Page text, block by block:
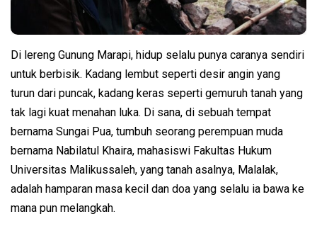
Di lereng Gunung Marapi, hidup selalu punya caranya sendiri
untuk berbisik. Kadang lembut seperti desir angin yang
turun dari puncak, kadang keras seperti gemuruh tanah yang
tak lagi kuat menahan luka. Di sana, di sebuah tempat
bernama Sungai Pua, tumbuh seorang perempuan muda
bernama Nabilatul Khaira, mahasiswi Fakultas Hukum
Universitas Malikussaleh, yang tanah asalnya, Malalak,
adalah hamparan masa kecil dan doa yang selalu ia bawa ke
mana pun melangkah.